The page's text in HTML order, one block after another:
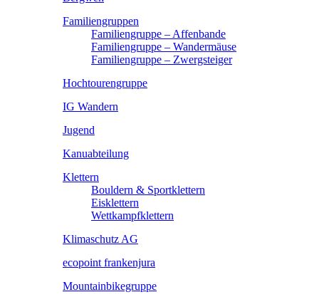
Familiengruppen
Familiengruppe – Affenbande
Familiengruppe – Wandermäuse
Familiengruppe – Zwergsteiger
Hochtourengruppe
IG Wandern
Jugend
Kanuabteilung
Klettern
Bouldern & Sportklettern
Eisklettern
Wettkampfklettern
Klimaschutz AG
ecopoint frankenjura
Mountainbikegruppe